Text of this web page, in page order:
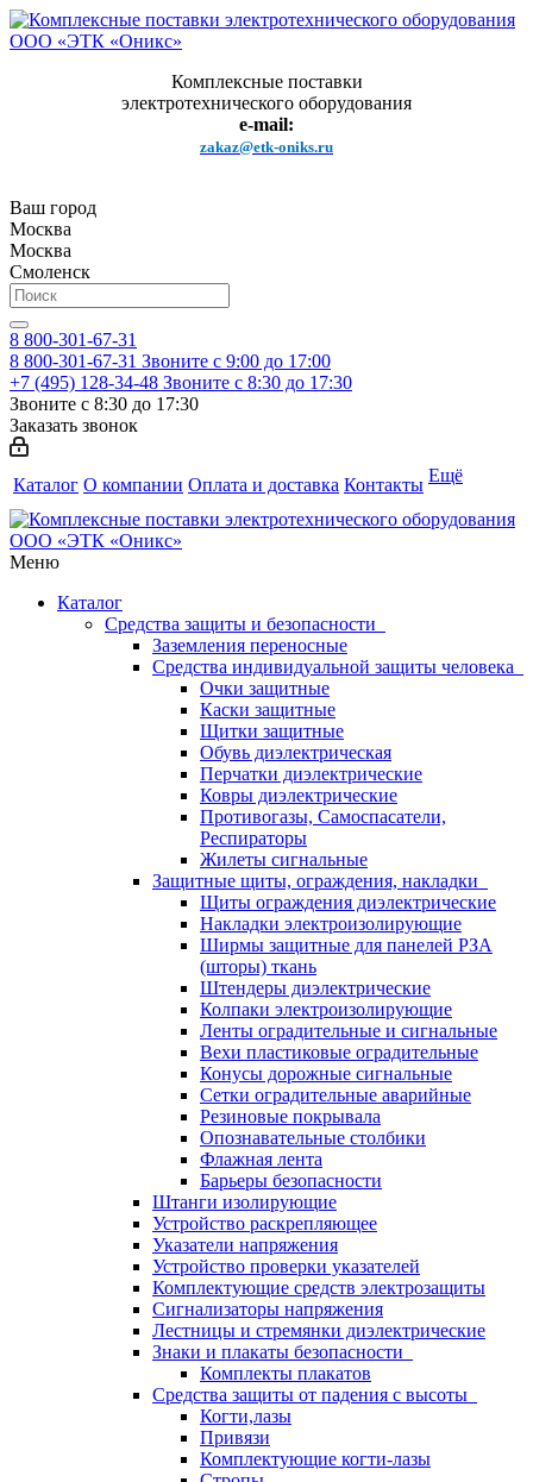
Комплексные поставки
электротехнического оборудования
e-mail:
zakaz@etk-oniks.ru
Ваш город
Москва
Москва
Смоленск
8 800-301-67-31
8 800-301-67-31 Звоните с 9:00 до 17:00
+7 (495) 128-34-48 Звоните с 8:30 до 17:30
Звоните с 8:30 до 17:30
Заказать звонок
Каталог О компании Оплата и доставка Контакты Ещё
Меню
Каталог
Средства защиты и безопасности
Заземления переносные
Средства индивидуальной защиты человека
Очки защитные
Каски защитные
Щитки защитные
Обувь диэлектрическая
Перчатки диэлектрические
Ковры диэлектрические
Противогазы, Самоспасатели,
Респираторы
Жилеты сигнальные
Защитные щиты, ограждения, накладки
Щиты ограждения диэлектрические
Накладки электроизолирующие
Ширмы защитные для панелей РЗА
(шторы) ткань
Штендеры диэлектрические
Колпаки электроизолирующие
Ленты оградительные и сигнальные
Вехи пластиковые оградительные
Конусы дорожные сигнальные
Сетки оградительные аварийные
Резиновые покрывала
Опознавательные столбики
Флажная лента
Барьеры безопасности
Штанги изолирующие
Устройство раскрепляющее
Указатели напряжения
Устройство проверки указателей
Комплектующие средств электрозащиты
Сигнализаторы напряжения
Лестницы и стремянки диэлектрические
Знаки и плакаты безопасности
Комплекты плакатов
Средства защиты от падения с высоты
Когти,лазы
Привязи
Комплектующие когти-лазы